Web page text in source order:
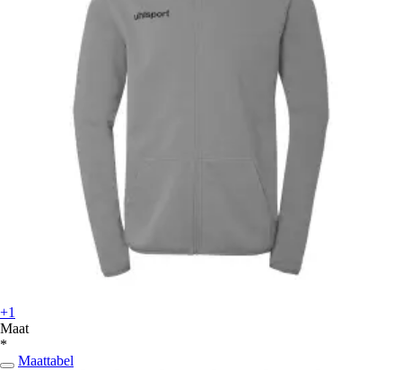
+1
Maat
*
Maattabel